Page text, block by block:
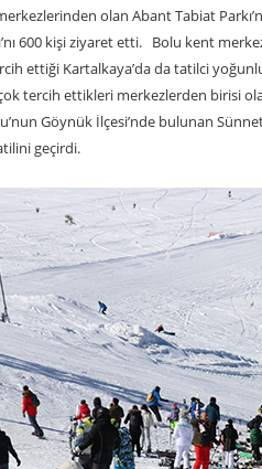
olan Abant Tabiat
600 kişi ziyaret etti. Bolu kent
ettiği Kartalkaya’da da tatilci
tercih ettikleri merkezlerden birisi
Göynük İlçesi’nde bulunan
geçirdi.